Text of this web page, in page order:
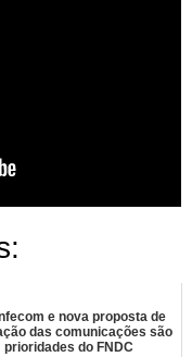
e nova proposta de
das comunicações são
prioridades do FNDC